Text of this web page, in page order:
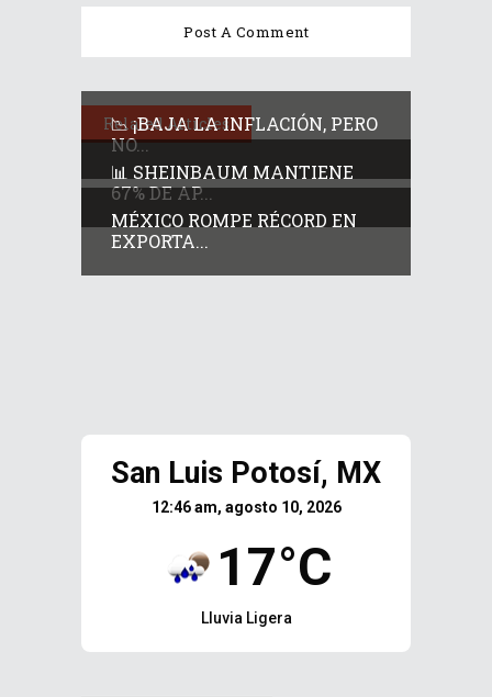
Related Articles
📉 ¡BAJA LA INFLACIÓN, PERO
NO...
📊 SHEINBAUM MANTIENE
67% DE AP...
MÉXICO ROMPE RÉCORD EN
EXPORTA...
San Luis Potosí, MX
12:46 am, agosto 10, 2026
17°C
Lluvia Ligera